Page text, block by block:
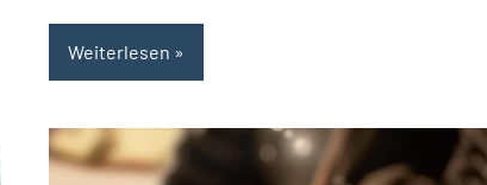
Weiterlesen